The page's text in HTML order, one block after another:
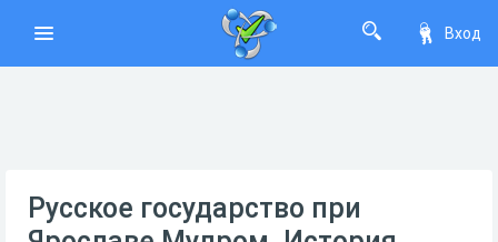
Вход
Русское государство при